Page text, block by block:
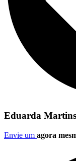
Eduarda
Envie um agora